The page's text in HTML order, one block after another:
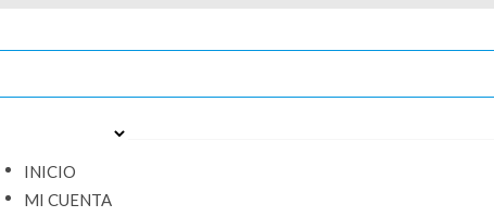
INICIO
MI CUENTA